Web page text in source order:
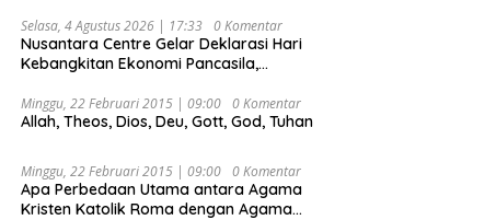
Selasa, 4 Agustus 2026 | 17:33 0 Komentar
Nusantara Centre Gelar Deklarasi Hari
Kebangkitan Ekonomi Pancasila,
Djojohadikusumo Anti Penjajahan
(Pergolakan Ekonomi Politik Indonesia) &
Undang Perekonomian Nasional dan
Kesejahteraan Sosial dalam Menata
Bangsa Menuju Indonesia Emas 2045”,
Minggu, 22 Februari 2015 | 09:00 0 Komentar
Allah, Theos, Dios, Deu, Gott, God, Tuhan
Minggu, 22 Februari 2015 | 09:00 0 Komentar
Apa Perbedaan Utama antara Agama
Kristen Katolik Roma dengan Agama